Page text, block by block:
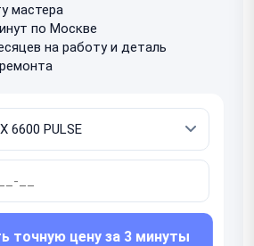
мастера
по Москве
на работу и деталь
точную цену за 3 минуты